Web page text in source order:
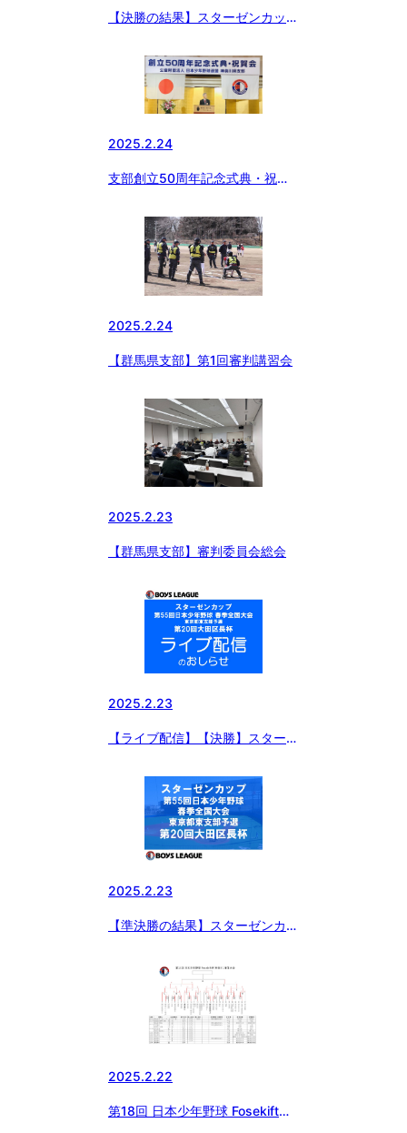
【決勝の結果】スターゼンカップ
会東京都東支部予選・第２０回大
田区長杯
2025.2.24
支部創立50周年記念式典・祝賀
2025.2.24
【群馬県支部】第1回審判講習会
2025.2.23
【群馬県支部】審判委員会総会
2025.2.23
【ライブ配信】【決勝】スターゼ
季全国大会 東京都東支部予選・
第20回大田区長杯
2025.2.23
【準決勝の結果】スターゼンカッ
大会東京都東支部予選・第２０回
大田区長杯
2025.2.22
第18回 日本少年野球 Fosekift杯